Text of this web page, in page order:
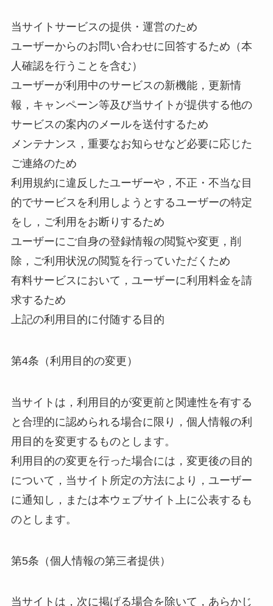
当サイトサービスの提供・運営のため
ユーザーからのお問い合わせに回答するため（本
人確認を行うことを含む）
ユーザーが利用中のサービスの新機能，更新情
報，キャンペーン等及び当サイトが提供する他の
サービスの案内のメールを送付するため
メンテナンス，重要なお知らせなど必要に応じた
ご連絡のため
利用規約に違反したユーザーや，不正・不当な目
的でサービスを利用しようとするユーザーの特定
をし，ご利用をお断りするため
ユーザーにご自身の登録情報の閲覧や変更，削
除，ご利用状況の閲覧を行っていただくため
有料サービスにおいて，ユーザーに利用料金を請
求するため
上記の利用目的に付随する目的
第4条（利用目的の変更）
当サイトは，利用目的が変更前と関連性を有する
と合理的に認められる場合に限り，個人情報の利
用目的を変更するものとします。
利用目的の変更を行った場合には，変更後の目的
について，当サイト所定の方法により，ユーザー
に通知し，または本ウェブサイト上に公表するも
のとします。
第5条（個人情報の第三者提供）
当サイトは，次に掲げる場合を除いて，あらかじ